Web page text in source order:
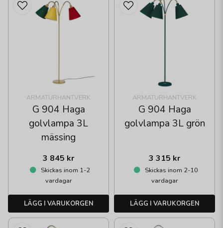
ARMATURHANTVERK
G 904 Haga
golvlampa 3L
mässing
3 845 kr
Skickas inom 1-2
vardagar
LÄGG I VARUKORGEN
ARMATURHANTVERK
G 904 Haga
golvlampa 3L grön
3 315 kr
Skickas inom 2-10
vardagar
LÄGG I VARUKORGEN